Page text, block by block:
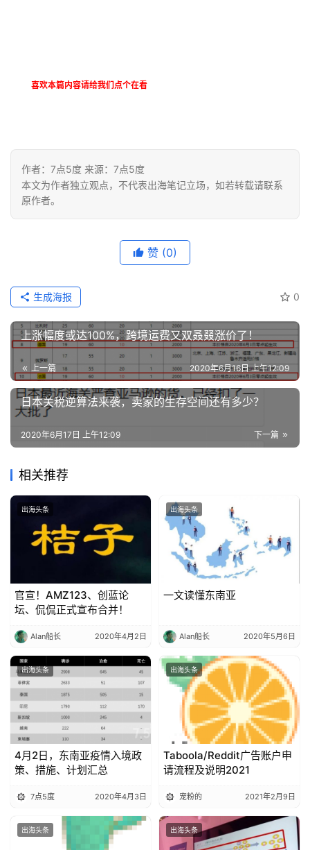
喜欢本篇内容请给我们点个在看
作者：7点5度 来源：7点5度
本文为作者独立观点，不代表出海笔记立场，如若转载请联系
原作者。
赞 (0)
0
生成海报
上涨幅度或达100%，跨境运费又双叒叕涨价了！
上一篇 2020年6月16日 上午12:09
日本关税逆算法来袭，卖家的生存空间还有多少？
下一篇
2020年6月17日 上午12:09
相关推荐
出海头条
官宣！AMZ123、创蓝论
坛、侃侃正式宣布合并！
Alan船长 2020年4月2日
出海头条
一文读懂东南亚
Alan船长 2020年5月6日
出海头条
4月2日，东南亚疫情入境政
策、措施、计划汇总
7点5度 2020年4月3日
出海头条
Taboola/Reddit广告账户申
请流程及说明2021
宠粉的 2021年2月9日
出海头条 出海头条